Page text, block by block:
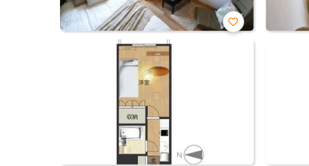
お気